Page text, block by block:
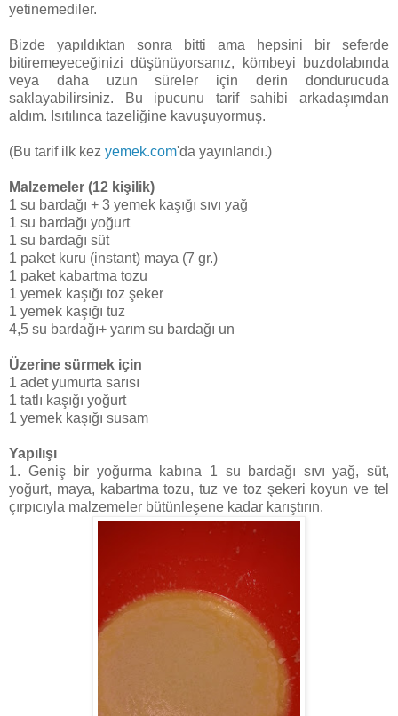
yetinemediler.
Bizde yapıldıktan sonra bitti ama hepsini bir seferde
bitiremeyeceğinizi düşünüyorsanız, kömbeyi buzdolabında
veya daha uzun süreler için derin dondurucuda
saklayabilirsiniz. Bu ipucunu tarif sahibi arkadaşımdan
aldım. Isıtılınca tazeliğine kavuşuyormuş.
(Bu tarif ilk kez yemek.com'da yayınlandı.)
Malzemeler (12 kişilik)
1 su bardağı + 3 yemek kaşığı sıvı yağ
1 su bardağı yoğurt
1 su bardağı süt
1 paket kuru (instant) maya (7 gr.)
1 paket kabartma tozu
1 yemek kaşığı toz şeker
1 yemek kaşığı tuz
4,5 su bardağı+ yarım su bardağı un
Üzerine sürmek için
1 adet yumurta sarısı
1 tatlı kaşığı yoğurt
1 yemek kaşığı susam
Yapılışı
1. Geniş bir yoğurma kabına 1 su bardağı sıvı yağ, süt,
yoğurt, maya, kabartma tozu, tuz ve toz şekeri koyun ve tel
çırpıcıyla malzemeler bütünleşene kadar karıştırın.